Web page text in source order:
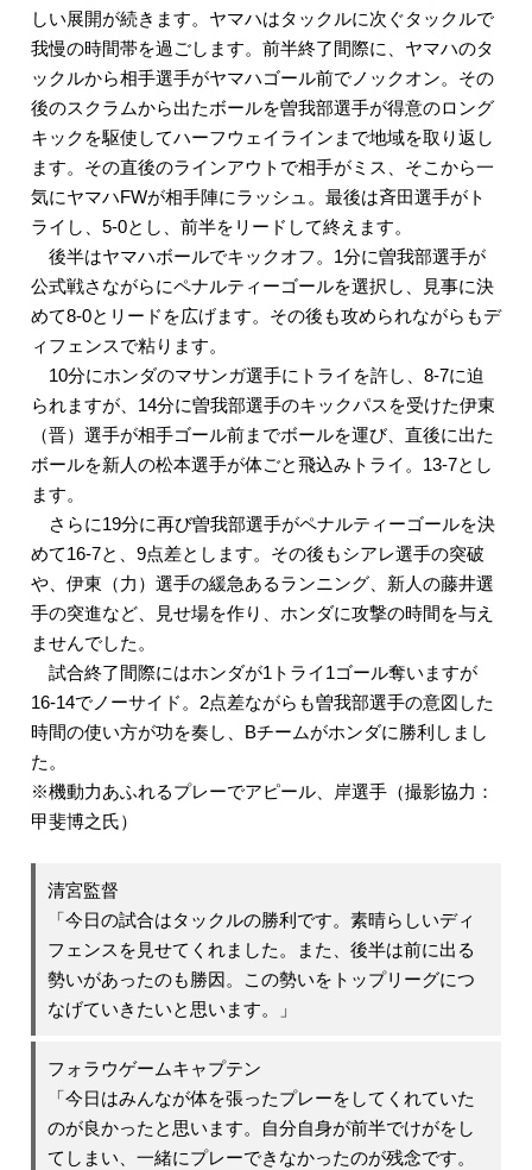
しい展開が続きます。ヤマハはタックルに次ぐタックルで
我慢の時間帯を過ごします。前半終了間際に、ヤマハのタ
ックルから相手選手がヤマハゴール前でノックオン。その
後のスクラムから出たボールを曽我部選手が得意のロング
キックを駆使してハーフウェイラインまで地域を取り返し
ます。その直後のラインアウトで相手がミス、そこから一
気にヤマハFWが相手陣にラッシュ。最後は斉田選手がト
ライし、5-0とし、前半をリードして終えます。
後半はヤマハボールでキックオフ。1分に曽我部選手が
公式戦さながらにペナルティーゴールを選択し、見事に決
めて8-0とリードを広げます。その後も攻められながらもデ
ィフェンスで粘ります。
10分にホンダのマサンガ選手にトライを許し、8-7に迫
られますが、14分に曽我部選手のキックパスを受けた伊東
（晋）選手が相手ゴール前までボールを運び、直後に出た
ボールを新人の松本選手が体ごと飛込みトライ。13-7とし
ます。
さらに19分に再び曽我部選手がペナルティーゴールを決
めて16-7と、9点差とします。その後もシアレ選手の突破
や、伊東（力）選手の緩急あるランニング、新人の藤井選
手の突進など、見せ場を作り、ホンダに攻撃の時間を与え
ませんでした。
試合終了間際にはホンダが1トライ1ゴール奪いますが
16-14でノーサイド。2点差ながらも曽我部選手の意図した
時間の使い方が功を奏し、Bチームがホンダに勝利しまし
た。
※機動力あふれるプレーでアピール、岸選手（撮影協力：
甲斐博之氏）
清宮監督
「今日の試合はタックルの勝利です。素晴らしいディ
フェンスを見せてくれました。また、後半は前に出る
勢いがあったのも勝因。この勢いをトップリーグにつ
なげていきたいと思います。」
フォラウゲームキャプテン
「今日はみんなが体を張ったプレーをしてくれていた
のが良かったと思います。自分自身が前半でけがをし
てしまい、一緒にプレーできなかったのが残念です。